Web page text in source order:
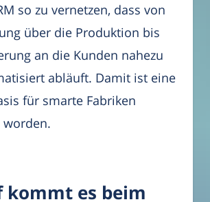
so zu vernetzen, dass von
über die Produktion bis
an die Kunden nahezu
abläuft. Damit ist eine
für smarte Fabriken
worden.
kommt es beim